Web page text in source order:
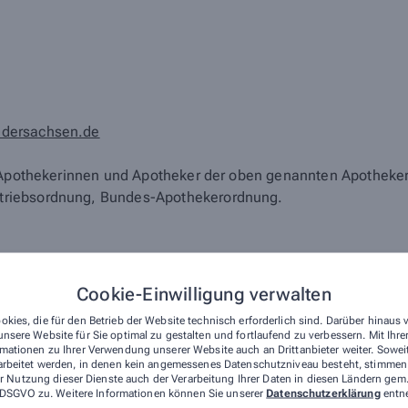
Cookie-Einwilligung verwalten
die für den Betrieb der Website technisch erforderlich sind. Darüber hinaus
Website für Sie optimal zu gestalten und fortlaufend zu verbessern. Mit
zu Ihrer Verwendung unserer Website auch an Drittanbieter weiter.
werden, in denen kein angemessenes Datenschutzniveau besteht,
Nutzung dieser Dienste auch der Verarbeitung Ihrer Daten in diesen Ländern
zu. Weitere Informationen können Sie unserer Datenschutzerklärung
und Apotheker der oben genannten
Bundes-Apothekerordnung.
Niedersachsen
Arzneimittelpreisverordnung,
der Internetseite des Bundesvereinigung Deutscher